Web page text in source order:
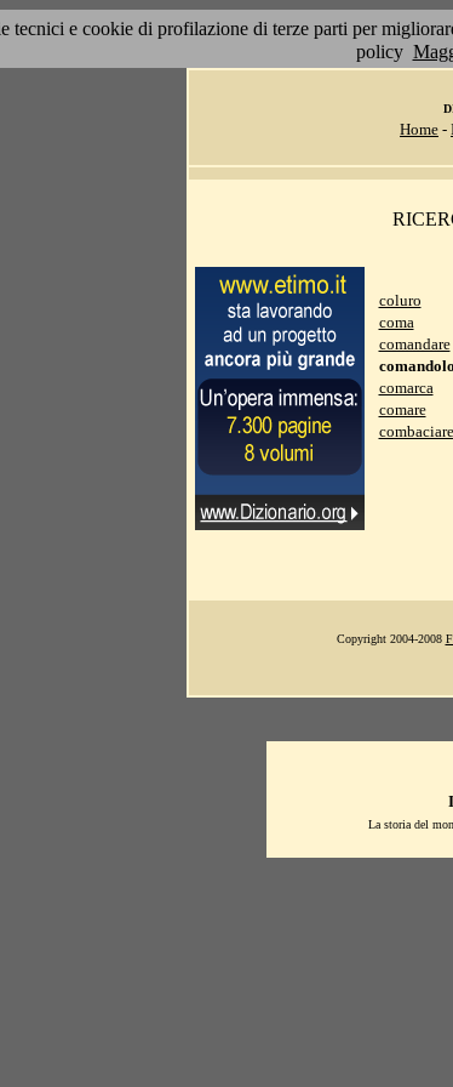
tecnici e cookie di profilazione di terze parti per
policy
Home -
coluro
coma
comandare
comandolo
comarca
comare
combaciare
Copyright 2004-2008
La storia del